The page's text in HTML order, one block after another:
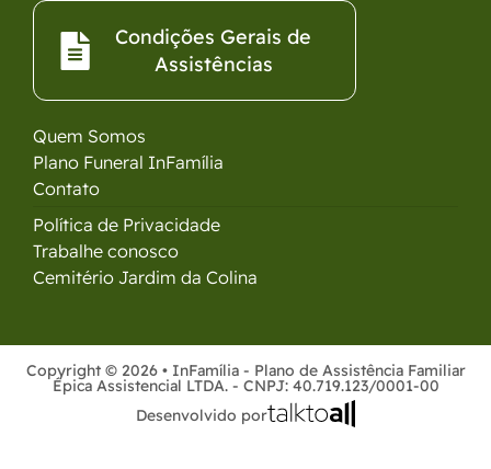
Condições Gerais de
Assistências​
Quem Somos
Plano Funeral InFamília
Contato
Política de Privacidade
Trabalhe conosco
Cemitério Jardim da Colina
Copyright © 2026 • InFamília - Plano de Assistência Familiar
Épica Assistencial LTDA. - CNPJ: 40.719.123/0001-00​
Desenvolvido por